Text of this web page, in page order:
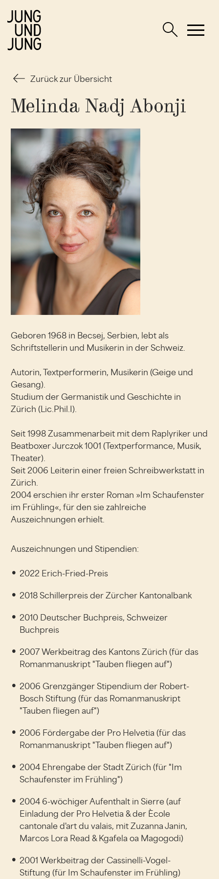
Zurück zur Übersicht
Melinda Nadj Abonji
Geboren 1968 in Becsej, Serbien, lebt als
Schriftstellerin und Musikerin in der Schweiz.
Autorin, Textperformerin, Musikerin (Geige und
Gesang).
Studium der Germanistik und Geschichte in
Zürich (Lic.Phil.I).
Seit 1998 Zusammenarbeit mit dem Raplyriker und
Beatboxer Jurczok 1001 (Textperformance, Musik,
Theater).
Seit 2006 Leiterin einer freien Schreibwerkstatt in
Zürich.
2004 erschien ihr erster Roman »Im Schaufenster
im Frühling«, für den sie zahlreiche
Auszeichnungen erhielt.
Auszeichnungen und Stipendien:
2022 Erich-Fried-Preis
2018 Schillerpreis der Zürcher Kantonalbank
2010 Deutscher Buchpreis, Schweizer
Buchpreis
2007 Werkbeitrag des Kantons Zürich (für das
Romanmanuskript "Tauben fliegen auf")
2006 Grenzgänger Stipendium der Robert-
Bosch Stiftung (für das Romanmanuskript
"Tauben fliegen auf")
2006 Fördergabe der Pro Helvetia (für das
Romanmanuskript "Tauben fliegen auf")
2004 Ehrengabe der Stadt Zürich (für "Im
Schaufenster im Frühling")
2004 6-wöchiger Aufenthalt in Sierre (auf
Einladung der Pro Helvetia & der Ècole
cantonale d'art du valais, mit Zuzanna Janin,
Marcos Lora Read & Kgafela oa Magogodi)
2001 Werkbeitrag der Cassinelli-Vogel-
Stiftung (für Im Schaufenster im Frühling)